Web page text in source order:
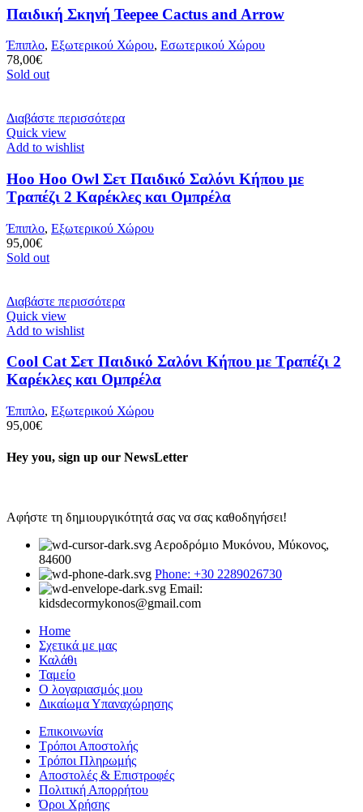
Παιδική Σκηνή Teepee Cactus and Arrow
Έπιπλο, Εξωτερικού Χώρου, Εσωτερικού Χώρου
78,00€
Sold out
Διαβάστε περισσότερα
Quick view
Add to wishlist
Hoo Hoo Owl Σετ Παιδικό Σαλόνι Κήπου με
Τραπέζι 2 Καρέκλες και Ομπρέλα
Έπιπλο, Εξωτερικού Χώρου
95,00€
Sold out
Διαβάστε περισσότερα
Quick view
Add to wishlist
Cool Cat Σετ Παιδικό Σαλόνι Κήπου με Τραπέζι 2
Καρέκλες και Ομπρέλα
Έπιπλο, Εξωτερικού Χώρου
95,00€
Hey you, sign up our NewsLetter
Αφήστε τη δημιουργικότητά σας να σας καθοδηγήσει!
Αεροδρόμιο Μυκόνου, Μύκονος,
84600
Phone: +30 2289026730
Email:
kidsdecormykonos@gmail.com
Home
Σχετικά με μας
Καλάθι
Ταμείο
Ο λογαριασμός μου
Δικαίωμα Υπαναχώρησης
Επικοινωνία
Τρόποι Αποστολής
Τρόποι Πληρωμής
Αποστολές & Επιστροφές
Πολιτική Απορρήτου
Όροι Χρήσης